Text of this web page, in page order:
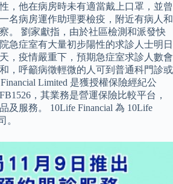
，他在病房時未有適當戴上口罩，並曾
名病房運作助理要檢疫，附近有病人和
。 劉家獻指，由於社區檢測和派發快
急症室有大量初步陽性的求診人士明日
，疫情嚴重下，預期急症室求診人數會
，呼籲病徵輕微的人可到普通科門診或
Limited 是獲授權保險經紀公
，其業務是營運保險比較平台，
及服務。 10Life Financial 為 10Life
。